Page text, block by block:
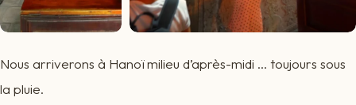
Nous arriverons à Hanoï milieu d’après-midi … toujours sous
la pluie.